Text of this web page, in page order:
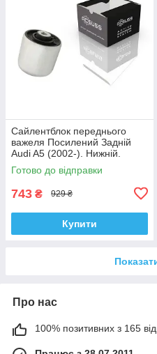
Сайлентблок переднього
важеля Посилений Задній
Audi A5 (2002-). Нижній.
Корея ACSUSS! 4H0407183 ,
TD1247W , VKDS331074
Готово до відправки
743 ₴ 929 ₴
Купити
Про нас
100% позитивних з 165